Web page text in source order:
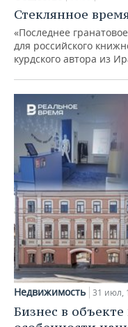
Стеклянное
«Последнее
для российского
курдского автора из
Недвижимость 31 июл,
Бизнес в